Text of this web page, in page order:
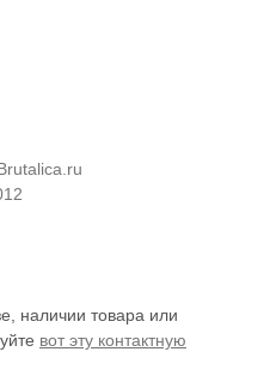
наличии товара или
вот эту контактную